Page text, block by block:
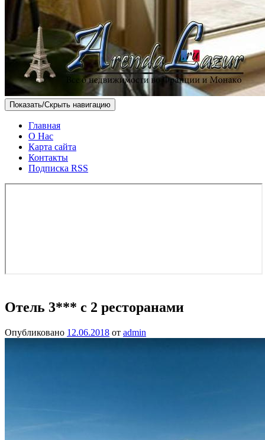
Показать/Скрыть навигацию
Главная
О Нас
Карта сайта
Контакты
Подписка RSS
Отель 3*** с 2 ресторанами
Опубликовано 12.06.2018 от admin